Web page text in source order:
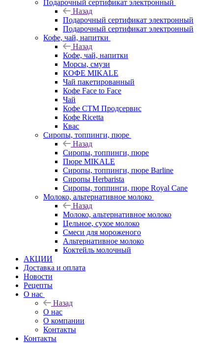
Подарочный сертификат электронный
Назад
Подарочный сертификат электронный
Подарочный сертификат электронный
Кофе, чай, напитки
Назад
Кофе, чай, напитки
Морсы, смузи
КОФЕ MIKALE
Чай пакетированный
Кофе Face to Face
Чай
Кофе СТМ Продсервис
Кофе Ricetta
Квас
Сиропы, топпинги, пюре
Назад
Сиропы, топпинги, пюре
Пюре MIKALE
Сиропы, топпинги, пюре Barline
Сиропы Herbarista
Сиропы, топпинги, пюре Royal Cane
Молоко, альтернативное молоко
Назад
Молоко, альтернативное молоко
Цельное, сухое молоко
Смеси для мороженого
Альтернативное молоко
Коктейль молочный
АКЦИИ
Доставка и оплата
Новости
Рецепты
О нас
Назад
О нас
О компании
Контакты
Контакты